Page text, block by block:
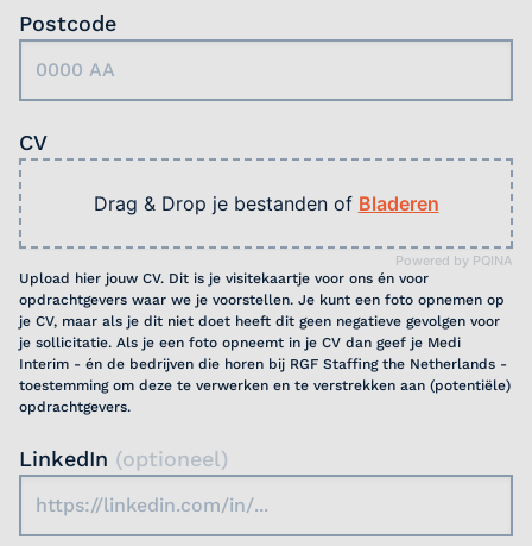
Postcode
CV
Powered by PQINA
Drag & Drop je bestanden of Bladeren
Upload hier jouw CV. Dit is je visitekaartje voor ons én voor
opdrachtgevers waar we je voorstellen. Je kunt een foto opnemen op
je CV, maar als je dit niet doet heeft dit geen negatieve gevolgen voor
je sollicitatie. Als je een foto opneemt in je CV dan geef je Medi
Interim - én de bedrijven die horen bij RGF Staffing the Netherlands -
toestemming om deze te verwerken en te verstrekken aan (potentiële)
opdrachtgevers.
LinkedIn (optioneel)